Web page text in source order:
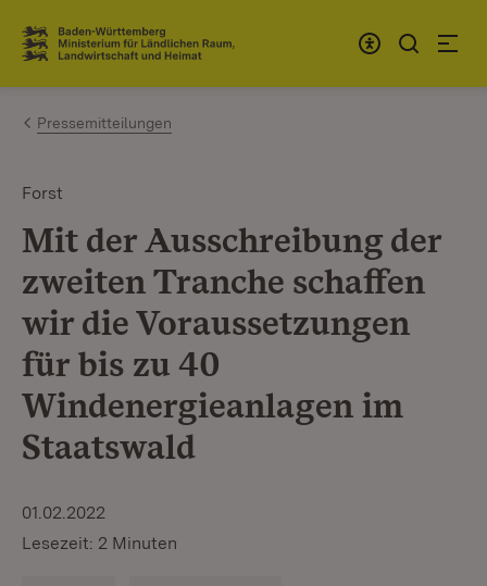
Zum Inhalt springen
Link zur Startseite
Pressemitteilungen
Forst
Mit der Ausschreibung der
zweiten Tranche schaffen
wir die Voraussetzungen
für bis zu 40
Windenergieanlagen im
Staatswald
01.02.2022
Lesezeit: 2 Minuten